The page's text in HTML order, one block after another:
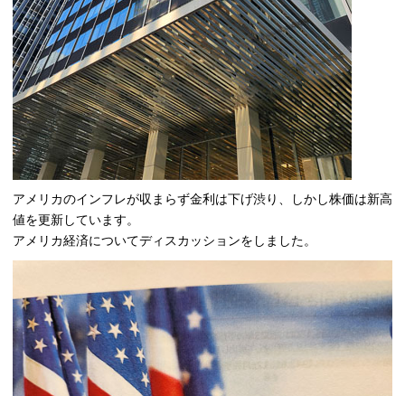
アメリカのインフレが収まらず金利は下げ渋り、しかし株価は新高
値を更新しています。
アメリカ経済についてディスカッションをしました。